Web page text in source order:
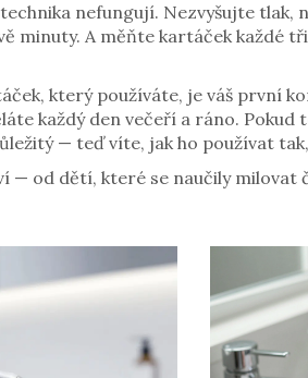
nefungují. Nezvyšujte
minuty. A měňte kartáček každé
který používáte, je váš první
každý den večeří a ráno.
— teď víte, jak ho používat
od dětí, které se naučily milovat